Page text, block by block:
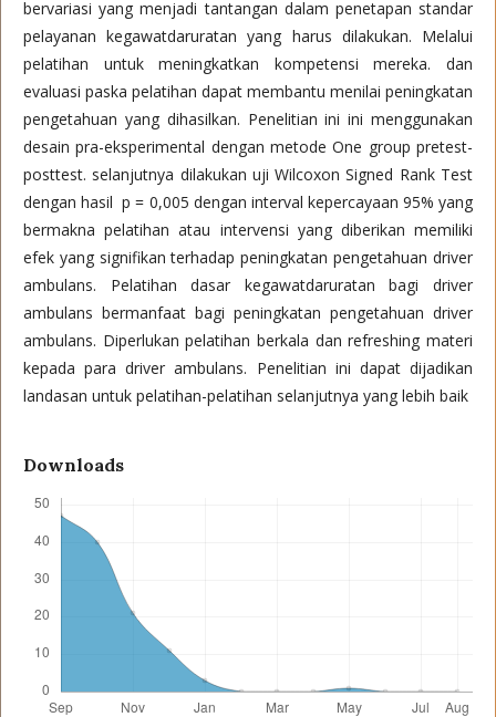
bervariasi yang menjadi tantangan dalam penetapan standar
pelayanan kegawatdaruratan yang harus dilakukan. Melalui
pelatihan untuk meningkatkan kompetensi mereka. dan
evaluasi paska pelatihan dapat membantu menilai peningkatan
pengetahuan yang dihasilkan. Penelitian ini ini menggunakan
desain pra-eksperimental dengan metode One group pretest-
posttest. selanjutnya dilakukan uji Wilcoxon Signed Rank Test
dengan hasil p = 0,005 dengan interval kepercayaan 95% yang
bermakna pelatihan atau intervensi yang diberikan memiliki
efek yang signifikan terhadap peningkatan pengetahuan driver
ambulans. Pelatihan dasar kegawatdaruratan bagi driver
ambulans bermanfaat bagi peningkatan pengetahuan driver
ambulans. Diperlukan pelatihan berkala dan refreshing materi
kepada para driver ambulans. Penelitian ini dapat dijadikan
landasan untuk pelatihan-pelatihan selanjutnya yang lebih baik
Downloads